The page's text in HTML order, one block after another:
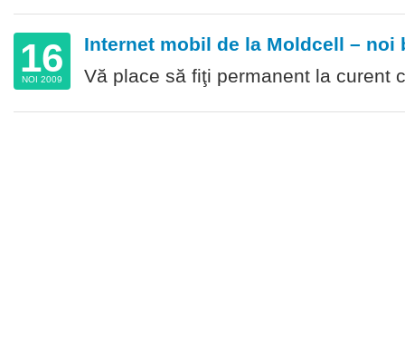
16
NOI 2009
Internet mobil de la Moldcell – noi
Vă place să fiţi permanent la curent